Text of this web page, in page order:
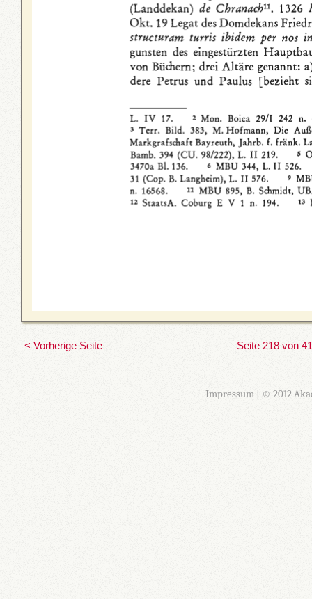
< Vorherige Seite Seite 218 von
Impressum| © 2012